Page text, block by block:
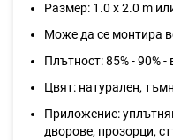
Размер: 1.0 х 2.0 m
Може да се монтира
Плътност: 85% - 90%
Цвят: натурален,
Приложение:
дворове, прозорци,